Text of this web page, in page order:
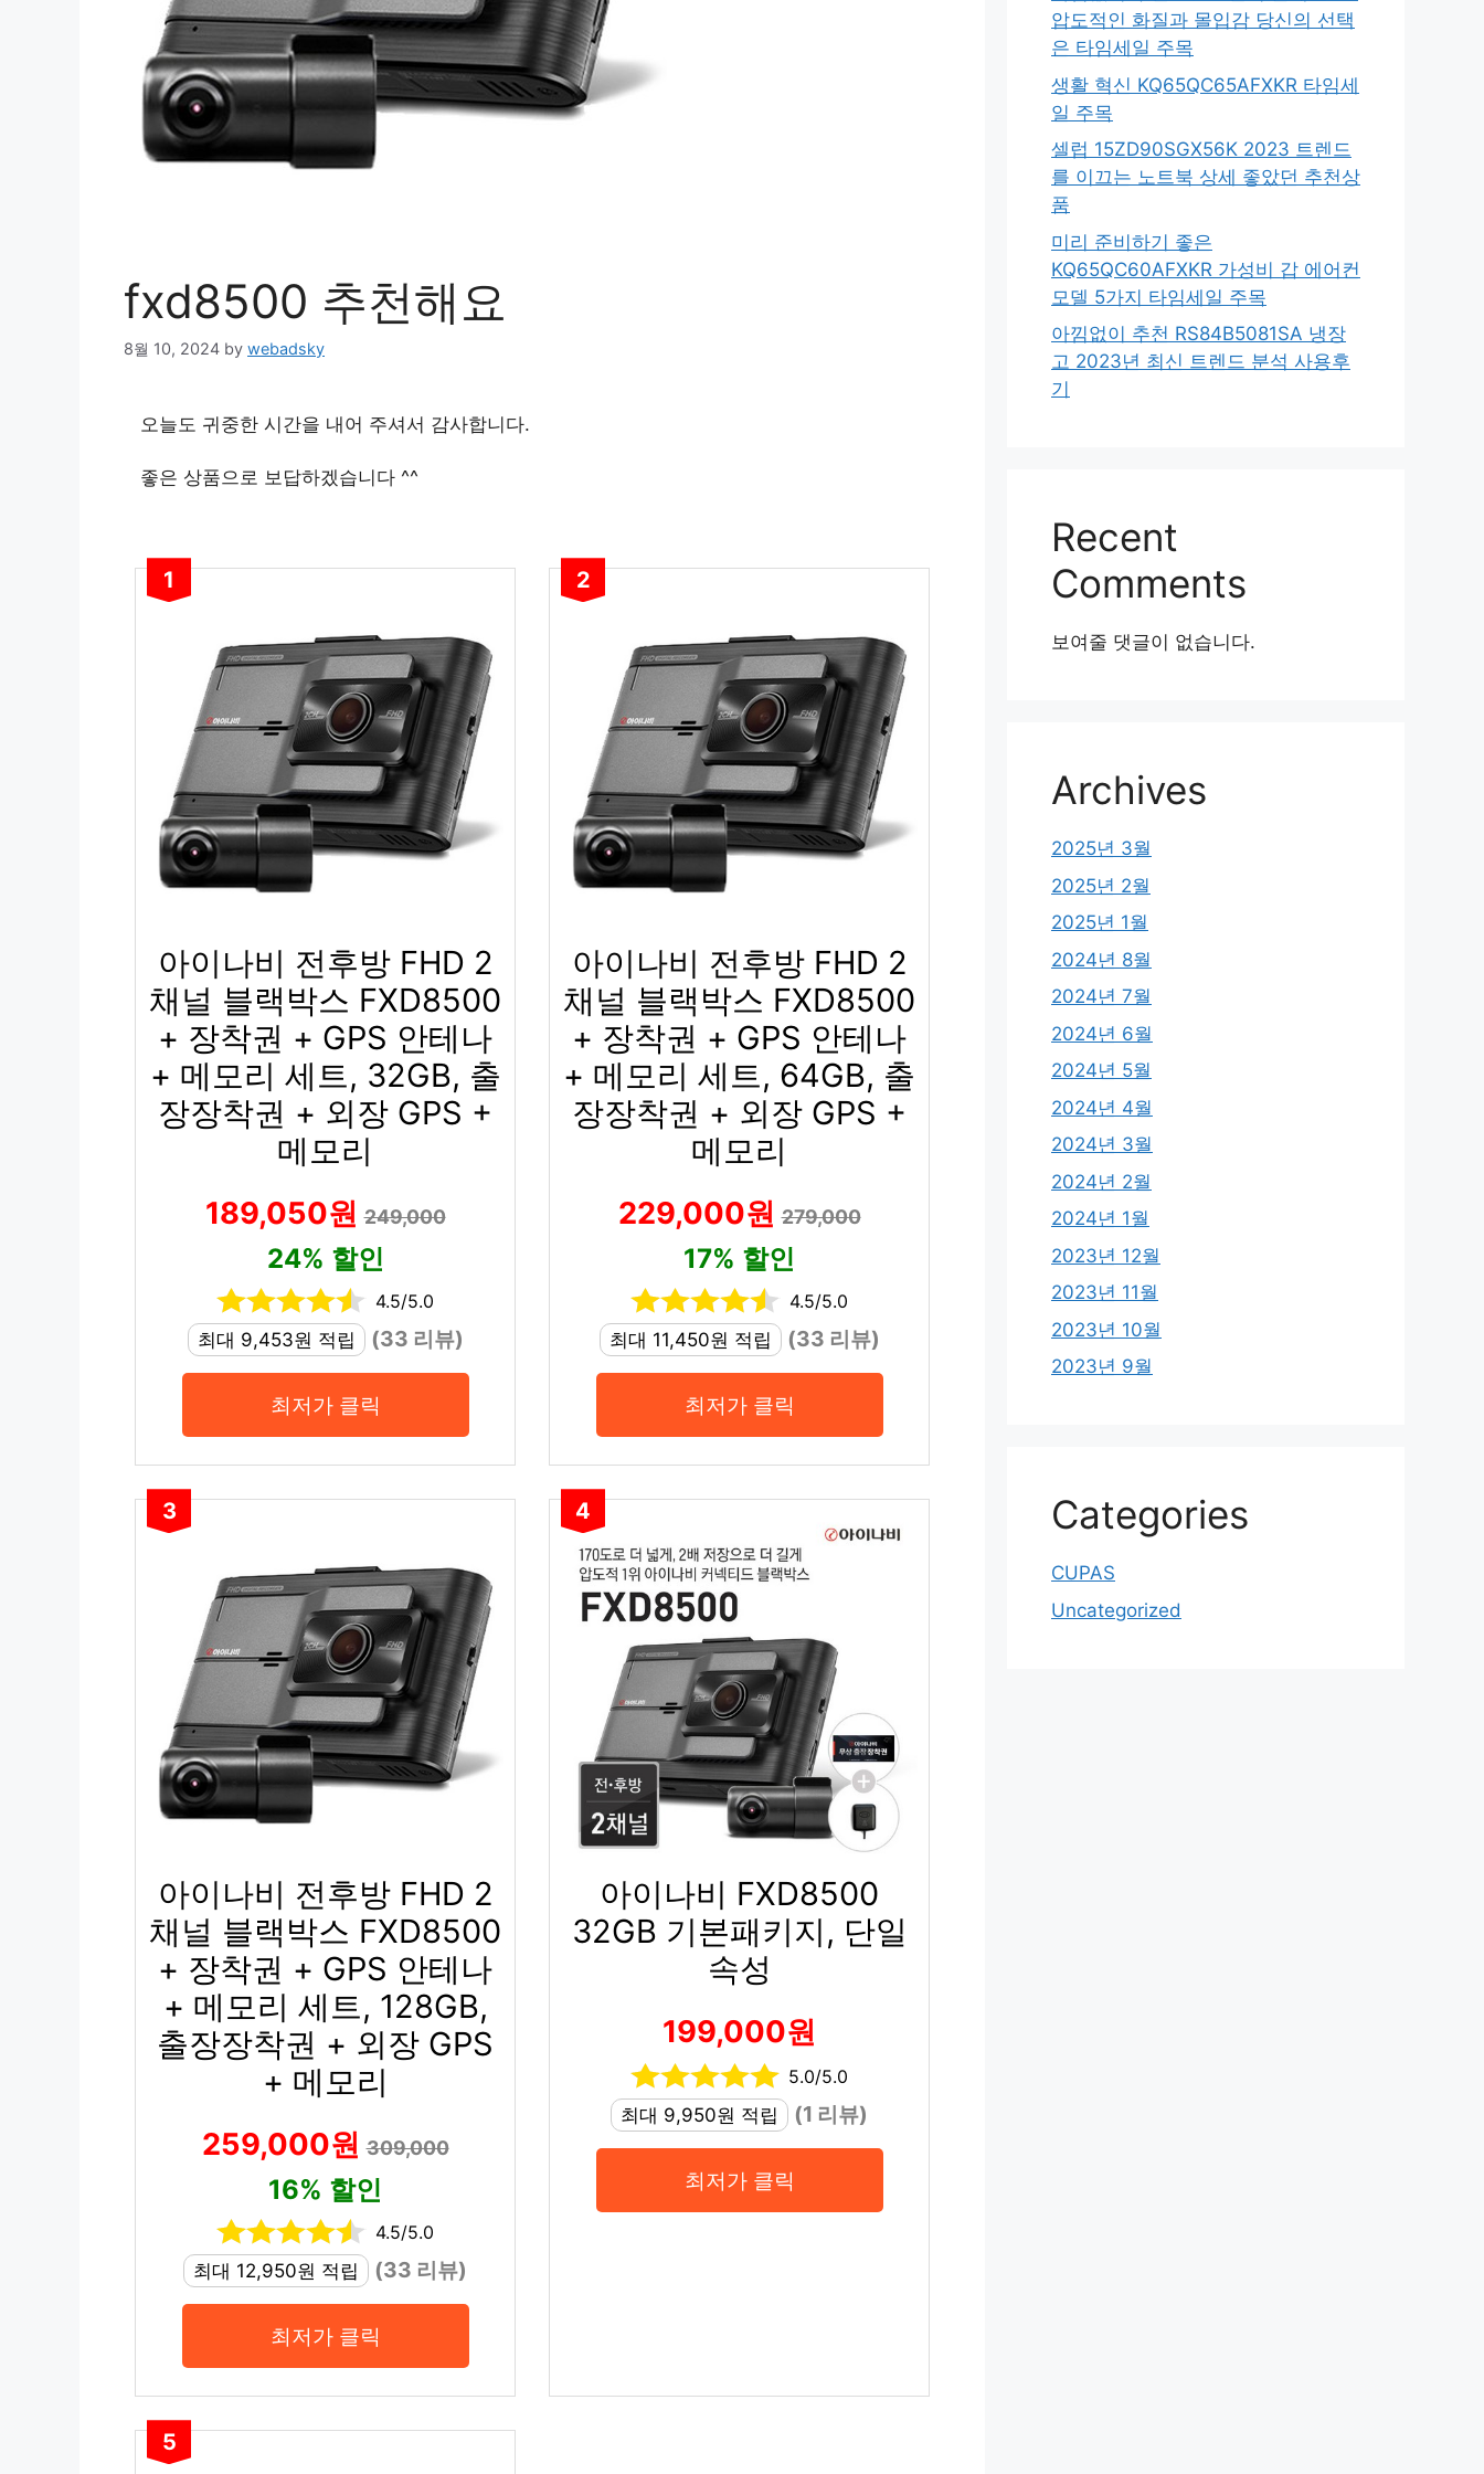
fxd8500 추천해요
8월 10, 2024 by webadsky
오늘도 귀중한 시간을 내어 주셔서 감사합니다.
좋은 상품으로 보답하겠습니다 ^^
1
아이나비 전후방 FHD 2
채널 블랙박스 FXD8500
+ 장착권 + GPS 안테나
+ 메모리 세트, 32GB, 출
장장착권 + 외장 GPS +
메모리
189,050원249,000
24% 할인
4.5/5.0
최대 9,453원 적립
(33 리뷰)
최저가 클릭
2
아이나비 전후방 FHD 2
채널 블랙박스 FXD8500
+ 장착권 + GPS 안테나
+ 메모리 세트, 64GB, 출
장장착권 + 외장 GPS +
메모리
229,000원279,000
17% 할인
4.5/5.0
최대 11,450원 적립
(33 리뷰)
최저가 클릭
3
아이나비 전후방 FHD 2
채널 블랙박스 FXD8500
+ 장착권 + GPS 안테나
+ 메모리 세트, 128GB,
출장장착권 + 외장 GPS
+ 메모리
259,000원309,000
16% 할인
4.5/5.0
최대 12,950원 적립
(33 리뷰)
최저가 클릭
4
아이나비 FXD8500
32GB 기본패키지, 단일
속성
199,000원
5.0/5.0
최대 9,950원 적립
(1 리뷰)
최저가 클릭
5
압도적인 화질과 몰입감 당신의 선택
은 타임세일 주목
생활 혁신 KQ65QC65AFXKR 타임세
일 주목
셀럽 15ZD90SGX56K 2023 트렌드
를 이끄는 노트북 상세 좋았던 추천상
품
미리 준비하기 좋은
KQ65QC60AFXKR 가성비 갑 에어컨
모델 5가지 타임세일 주목
아낌없이 추천 RS84B5081SA 냉장
고 2023년 최신 트렌드 분석 사용후
기
Recent
Comments
보여줄 댓글이 없습니다.
Archives
2025년 3월
2025년 2월
2025년 1월
2024년 8월
2024년 7월
2024년 6월
2024년 5월
2024년 4월
2024년 3월
2024년 2월
2024년 1월
2023년 12월
2023년 11월
2023년 10월
2023년 9월
Categories
CUPAS
Uncategorized